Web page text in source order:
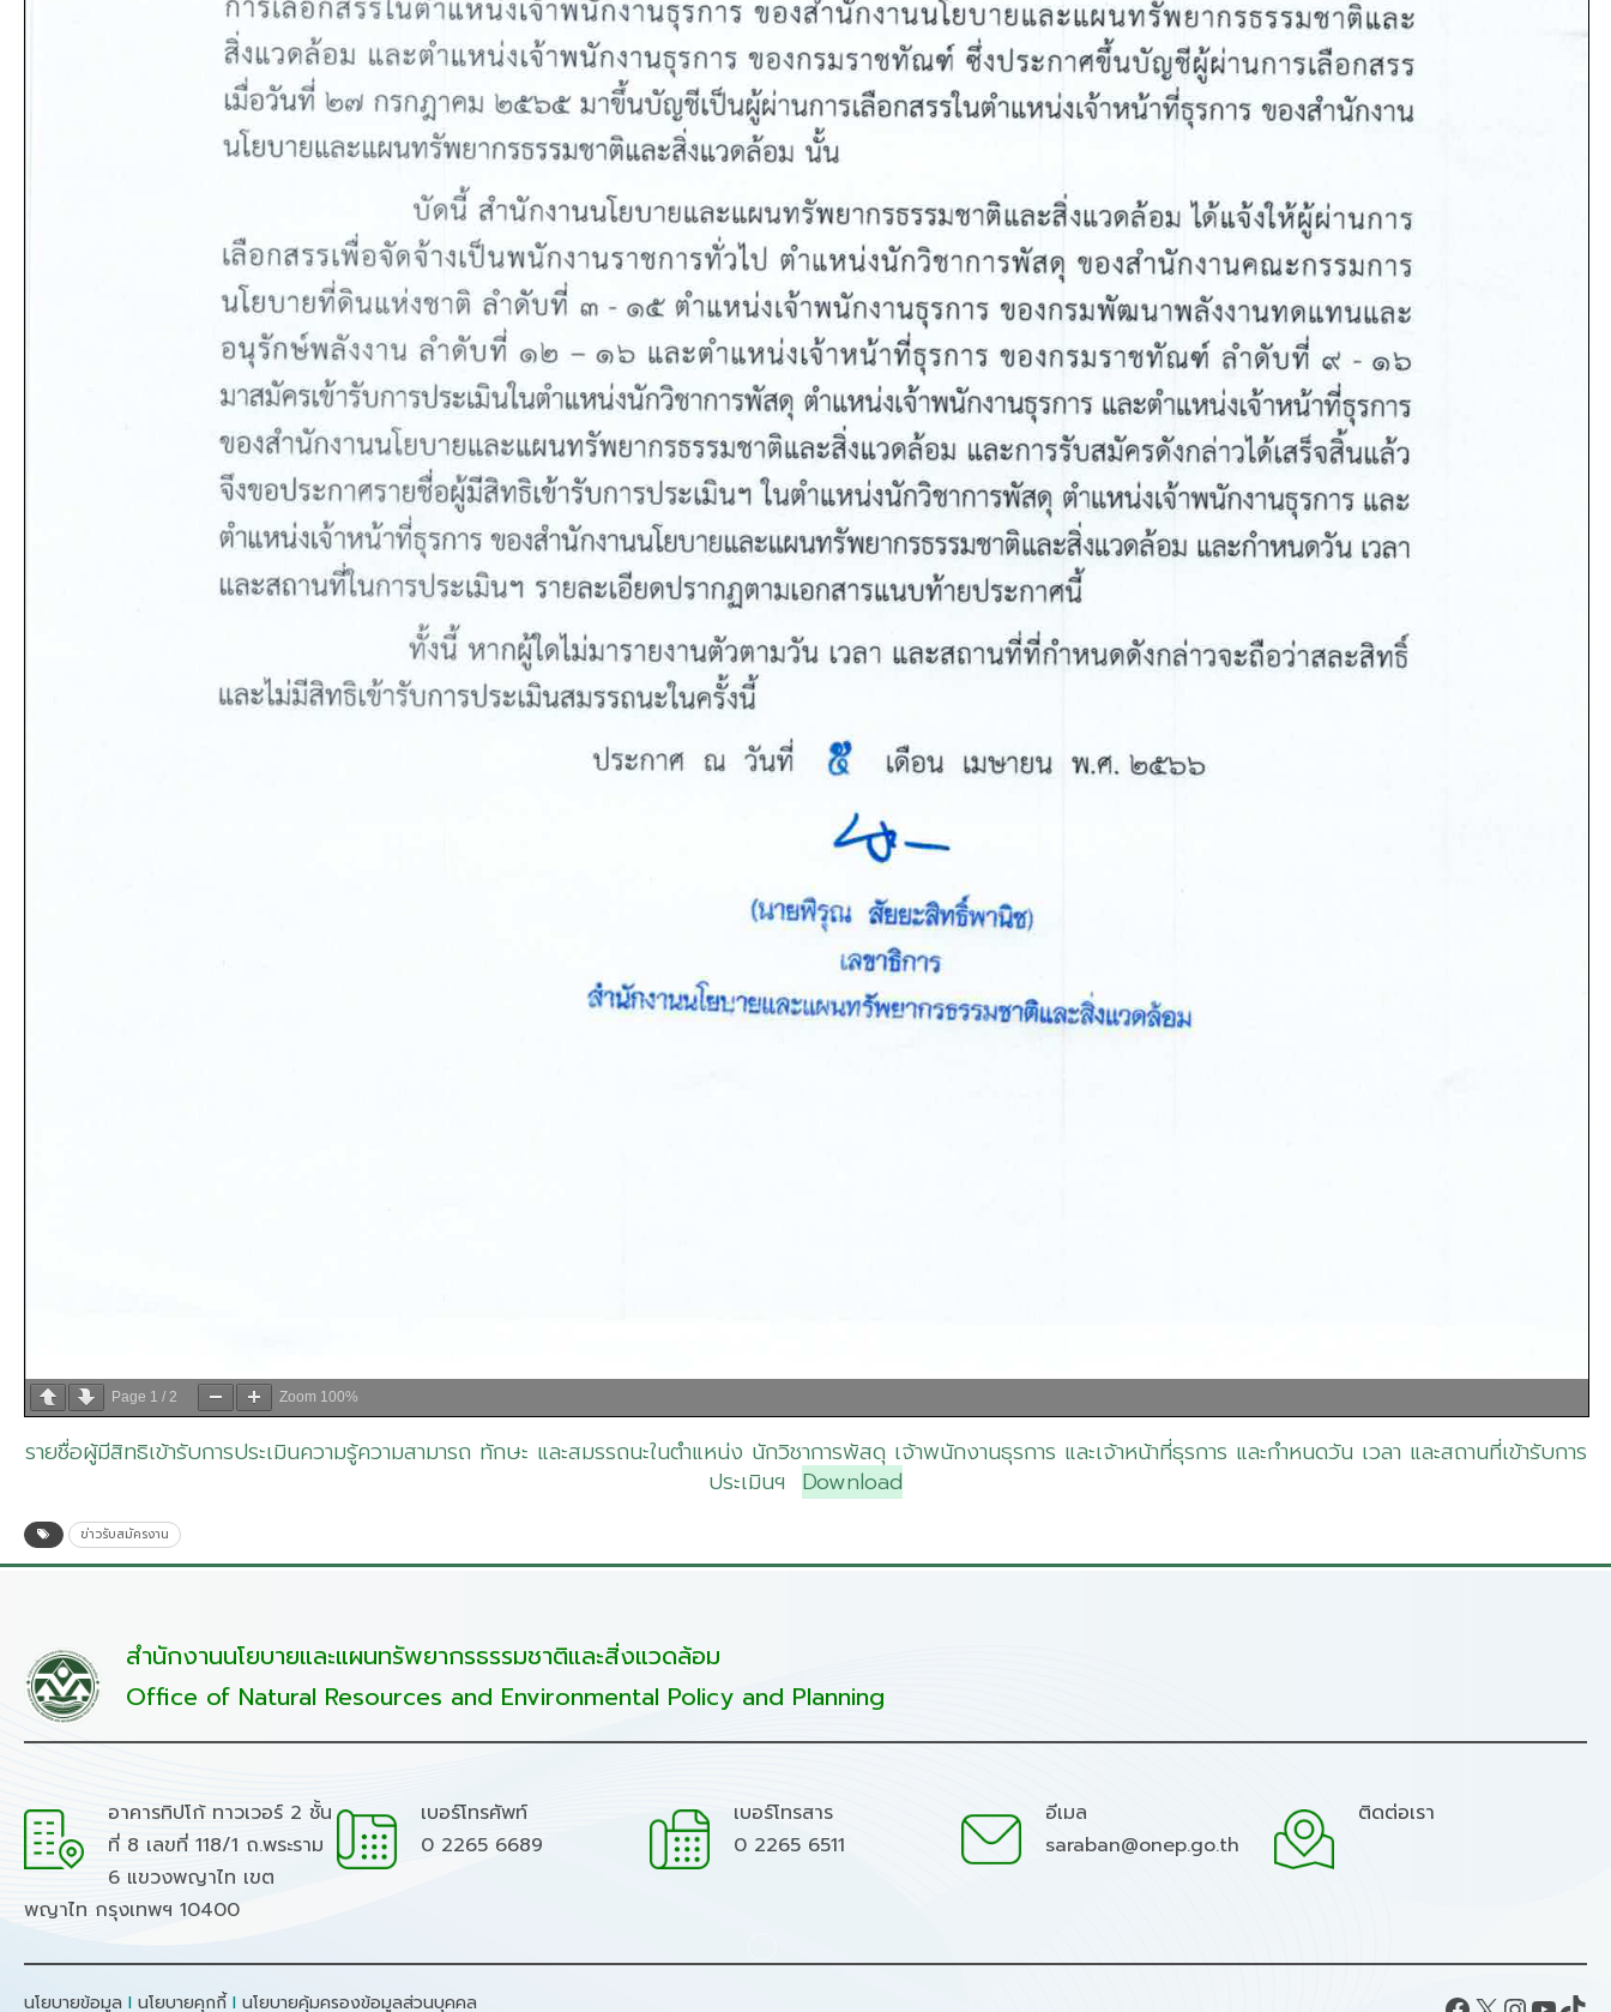
Page 1 / 2 Zoom 100%
รายชื่อผู้มีสิทธิเข้ารับการประเมินความรู้ความสามารถ ทักษะ และสมรรถนะในตำแหน่ง นักวิชาการพัสดุ เจ้าพนักงานธุรการ และเจ้าหน้าที่ธุรการ และกำหนดวัน เวลา และสถานที่เข้ารับการ
ประเมินฯ Download
ข่าวรับสมัครงาน
สำนักงานนโยบายและแผนทรัพยากรธรรมชาติและสิ่งแวดล้อม
Office of Natural Resources and Environmental Policy and Planning
อาคารทิปโก้ ทาวเวอร์ 2 ชั้น
ที่ 8 เลขที่ 118/1 ถ.พระราม
6 แขวงพญาไท เขต
พญาไท กรุงเทพฯ 10400
เบอร์โทรศัพท์
0 2265 6689
เบอร์โทรสาร
0 2265 6511
อีเมล
saraban@onep.go.th
ติดต่อเรา
นโยบายข้อมูล I นโยบายคุกกี้ I นโยบายคุ้มครองข้อมูลส่วนบุคคล